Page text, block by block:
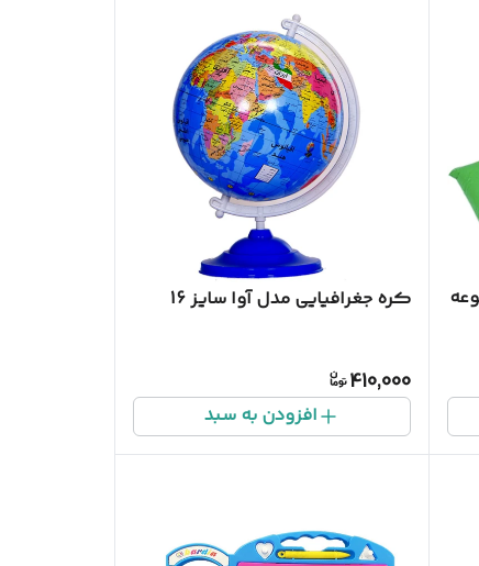
کره جغرافیایی مدل آوا سایز 16
410,000
افزودن به سبد